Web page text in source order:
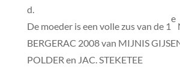
d.
De moeder is een volle zus van de 1
e
BERGERAC 2008 van MIJNIS
POLDER en JAC. STEKETEE